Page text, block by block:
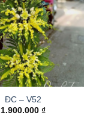
ĐC – V52
1.900.000 ₫